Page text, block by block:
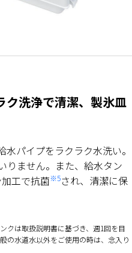
ク洗浄で清潔、製氷皿
パイプをラクラク水洗い。
りません。また、給水タン
工で抗菌※5され、清潔に保
クは取扱説明書に基づき、週1回を目
の水道水以外をご使用の時は、念入り